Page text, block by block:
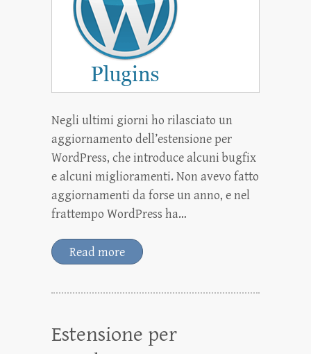
Negli ultimi giorni ho rilasciato un
aggiornamento dell’estensione per
WordPress, che introduce alcuni bugfix
e alcuni miglioramenti. Non avevo fatto
aggiornamenti da forse un anno, e nel
frattempo WordPress ha…
Read more
Estensione per